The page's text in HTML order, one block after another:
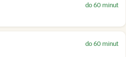
do 60 minut
do 60 minut